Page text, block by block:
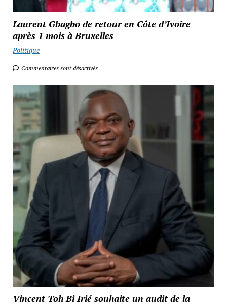
Laurent Gbagbo de retour en Côte d’Ivoire
après 1 mois à Bruxelles
Politique
Commentaires sont désactivés
Vincent Toh Bi Irié souhaite un audit de la